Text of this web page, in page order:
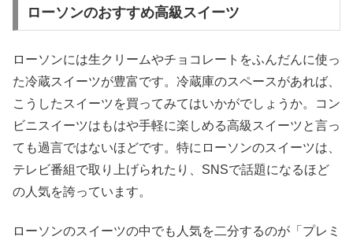
ローソンのおすすめ高級スイーツ
ローソンには生クリームやチョコレートをふんだんに使っ
た冷蔵スイーツが豊富です。冷蔵庫のスペースがあれば、
こうしたスイーツを買ってみてはいかがでしょうか。コン
ビニスイーツはもはや手軽に楽しめる高級スイーツと言っ
ても過言ではないほどです。特にローソンのスイーツは、
テレビ番組で取り上げられたり、SNSで話題になるほど
の人気を誇っています。
ローソンのスイーツの中でも人気を二分するのが「プレミ